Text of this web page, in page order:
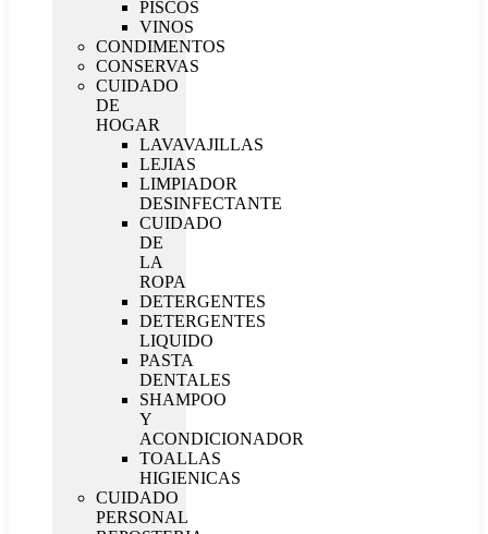
PISCOS
VINOS
CONDIMENTOS
CONSERVAS
CUIDADO
DE
HOGAR
LAVAVAJILLAS
LEJIAS
LIMPIADOR
DESINFECTANTE
CUIDADO
DE
LA
ROPA
DETERGENTES
DETERGENTES
LIQUIDO
PASTA
DENTALES
SHAMPOO
Y
ACONDICIONADOR
TOALLAS
HIGIENICAS
CUIDADO
PERSONAL